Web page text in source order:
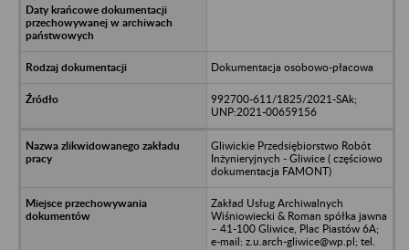
Dokumentacja osobowo-płacowa
992700-611/1825/2021-SAk;
UNP:2021-00659156
Gliwickie Przedsiębiorstwo Robót
Inżynieryjnych - Gliwice ( częściowo
dokumentacja FAMONT)
Zakład Usług Archiwalnych
Wiśniowiecki & Roman spółka jawna
– 41-100 Gliwice, Plac Piastów 6A;
e-mail: z.u.arch-gliwice@wp.pl; tel.